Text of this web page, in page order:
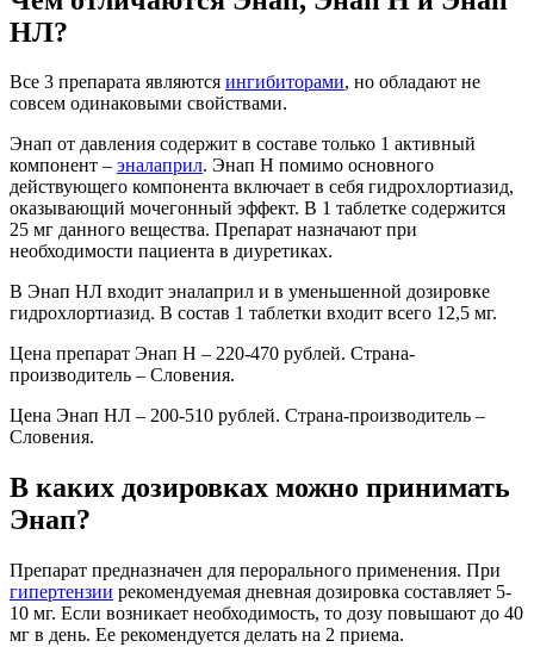
НЛ?
Все 3 препарата являются ингибиторами, но обладают не
совсем одинаковыми свойствами.
Энап от давления содержит в составе только 1 активный
компонент – эналаприл. Энап Н помимо основного
действующего компонента включает в себя гидрохлортиазид,
оказывающий мочегонный эффект. В 1 таблетке содержится
25 мг данного вещества. Препарат назначают при
необходимости пациента в диуретиках.
В Энап НЛ входит эналаприл и в уменьшенной дозировке
гидрохлортиазид. В состав 1 таблетки входит всего 12,5 мг.
Цена препарат Энап Н – 220-470 рублей. Страна-
производитель – Словения.
Цена Энап НЛ – 200-510 рублей. Страна-производитель –
Словения.
В каких дозировках можно принимать
Энап?
Препарат предназначен для перорального применения. При
гипертензии рекомендуемая дневная дозировка составляет 5-
10 мг. Если возникает необходимость, то дозу повышают до 40
мг в день. Ее рекомендуется делать на 2 приема.